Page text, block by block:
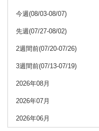
今週(08/03-08/07)
先週(07/27-08/02)
2週間前(07/20-07/26)
3週間前(07/13-07/19)
2026年08月
2026年07月
2026年06月